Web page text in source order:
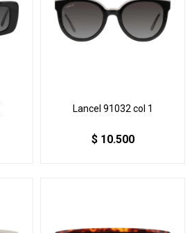
Lancel 91032 col 1
$ 10.500